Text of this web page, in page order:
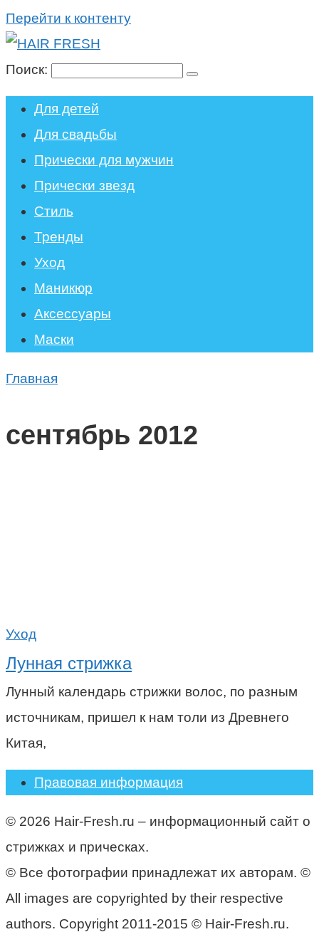
Перейти к контенту
Поиск:
Для детей
Для свадьбы
Прически для мужчин
Прически звезд
Стиль
Тренды
Уход
Маникюр
Аксессуары
Маски
Главная
сентябрь 2012
Уход
Лунная стрижка
Лунный календарь стрижки волос, по разным
источникам, пришел к нам толи из Древнего
Китая,
Правовая информация
© 2026 Hair-Fresh.ru – информационный сайт о
стрижках и прическах.
© Все фотографии принадлежат их авторам. ©
All images are copyrighted by their respective
authors. Copyright 2011-2015 © Hair-Fresh.ru.